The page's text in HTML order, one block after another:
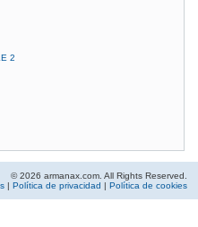
2
© 2026 armanax.com. All Rights Reserved.
| Política de privacidad | Política de cookies